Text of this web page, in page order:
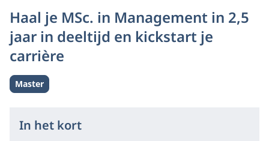
Haal je MSc. in Management in 2,5
jaar in deeltijd en kickstart je
carrière
Level:
Master
In het kort